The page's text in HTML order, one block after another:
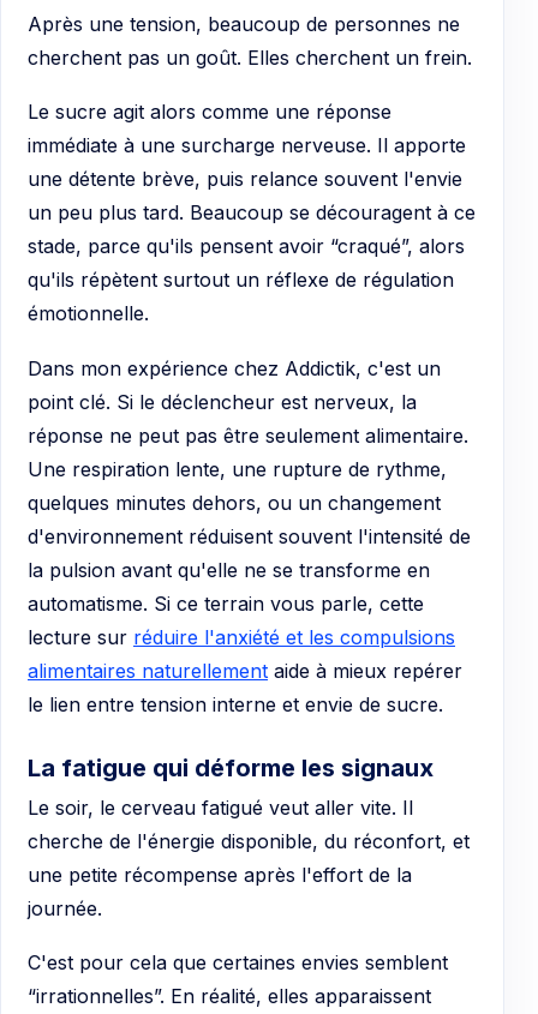
Après une tension, beaucoup de personnes ne
cherchent pas un goût. Elles cherchent un frein.
Le sucre agit alors comme une réponse
immédiate à une surcharge nerveuse. Il apporte
une détente brève, puis relance souvent l'envie
un peu plus tard. Beaucoup se découragent à ce
stade, parce qu'ils pensent avoir “craqué”, alors
qu'ils répètent surtout un réflexe de régulation
émotionnelle.
Dans mon expérience chez Addictik, c'est un
point clé. Si le déclencheur est nerveux, la
réponse ne peut pas être seulement alimentaire.
Une respiration lente, une rupture de rythme,
quelques minutes dehors, ou un changement
d'environnement réduisent souvent l'intensité de
la pulsion avant qu'elle ne se transforme en
automatisme. Si ce terrain vous parle, cette
lecture sur réduire l'anxiété et les compulsions
alimentaires naturellement aide à mieux repérer
le lien entre tension interne et envie de sucre.
La fatigue qui déforme les signaux
Le soir, le cerveau fatigué veut aller vite. Il
cherche de l'énergie disponible, du réconfort, et
une petite récompense après l'effort de la
journée.
C'est pour cela que certaines envies semblent
“irrationnelles”. En réalité, elles apparaissent